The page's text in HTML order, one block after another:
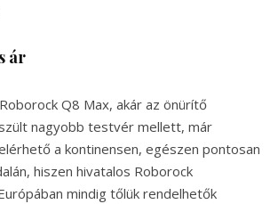
ár
Q8 Max, akár az önürítő
nagyobb testvér mellett, már
a kontinensen, egészen pontosan
hiszen hivatalos Roborock
mindig tőlük rendelhetők